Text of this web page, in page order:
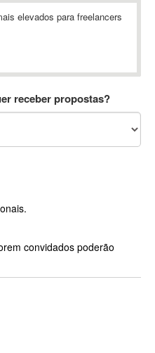
elevados para freelancers
receber propostas?
convidados poderão